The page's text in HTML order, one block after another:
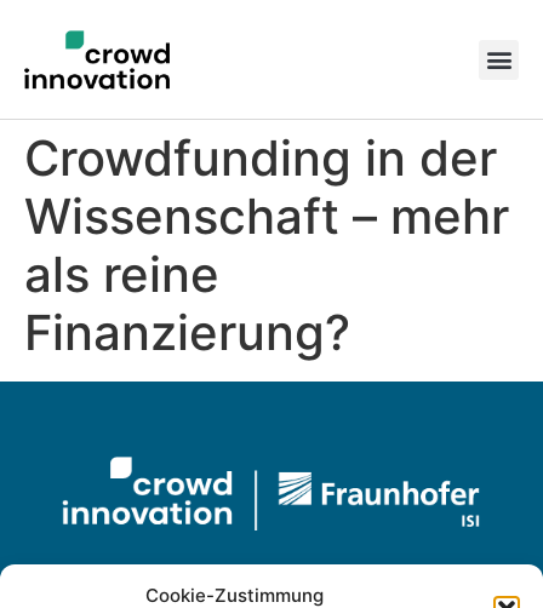
Cookie-Zustimmung
Crowdfunding in der
Wissenschaft – mehr
als reine
Finanzierung?